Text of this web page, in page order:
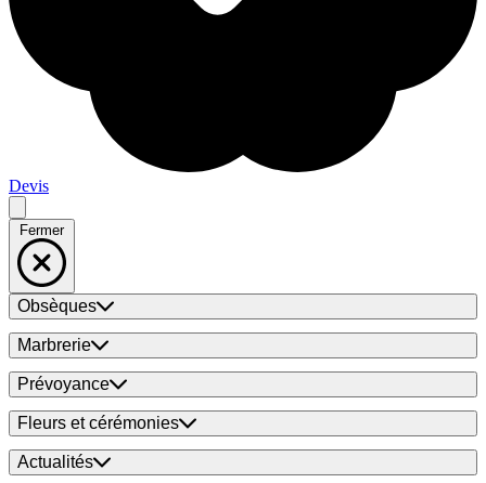
Devis
Fermer
Obsèques
Marbrerie
Prévoyance
Fleurs et cérémonies
Actualités